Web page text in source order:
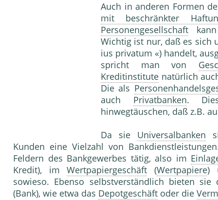
Auch in anderen Formen
mit beschränkter
Personengesellschaft
Wichtig ist nur, daß es sich
ius privatum «) handelt,
spricht man von
Kreditinstitute natürlich
Die als
auch Privatbanken.
hinwegtäuschen, daß z.B.
Da sie Universalbanken
Kunden eine Vielzahl von
Feldern des Bankgewerbes tätig, also im
Kredit), imWertpapiergeschäft (Wertpapiere)
sowieso. Ebenso selbstverständlich bieten
(Bank), wie etwa das Depotgeschäft oder die